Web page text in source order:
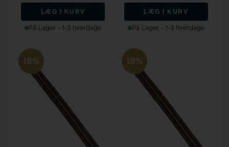
LÆG I KURV
På Lager - 1-3 hverdage
LÆG I KURV
På Lager - 1-3 hverdage
18% 18%